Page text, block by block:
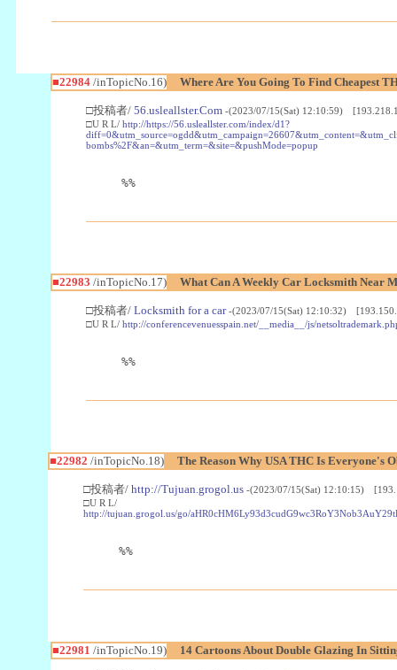
■22984/inTopicNo.16) Where Are You Going To Find Cheapest
□投稿者/ 56.usleallster.Com -(2023/07/15(Sat) 12:10:59)
□U R L/ http://https://56.usleallster.com/index/d1?
bombs%2F&an=&utm_term=&site=&pushMode=popup
%%
■22983 /inTopicNo.17) What Can A Weekly Car Locksmith Near
□投稿者/ Locksmith for a car -(2023/07/15(Sat) 12:10:32)
□U R L/ http://conferencevenuesspain.net/__media__/js/
%%
■22982 /inTopicNo.18) The Reason Why USA THC Is Everyone's
□投稿者/ http://Tujuan.grogol.us -(2023/07/15(Sat) 12:10:15)
□U R L/
http://tujuan.grogol.us/go/
%%
■22981 /inTopicNo.19) 14 Cartoons About Double Glazing In